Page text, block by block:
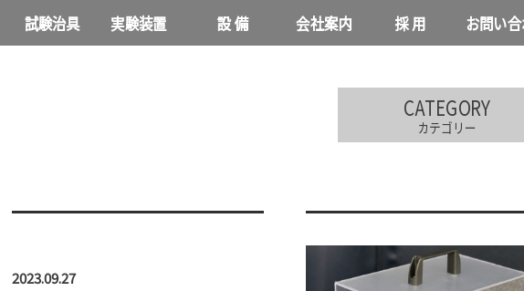
試験治具 実験装置 設 備 会社案内 採 用 お問い
NEWS
CATEGORY
カテゴリー
2023.09.27